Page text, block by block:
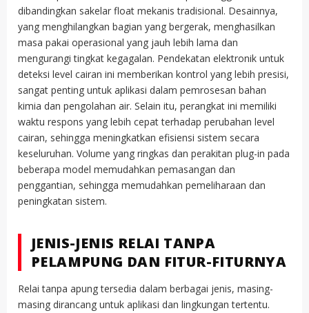
dibandingkan sakelar float mekanis tradisional. Desainnya,
yang menghilangkan bagian yang bergerak, menghasilkan
masa pakai operasional yang jauh lebih lama dan
mengurangi tingkat kegagalan. Pendekatan elektronik untuk
deteksi level cairan ini memberikan kontrol yang lebih presisi,
sangat penting untuk aplikasi dalam pemrosesan bahan
kimia dan pengolahan air. Selain itu, perangkat ini memiliki
waktu respons yang lebih cepat terhadap perubahan level
cairan, sehingga meningkatkan efisiensi sistem secara
keseluruhan. Volume yang ringkas dan perakitan plug-in pada
beberapa model memudahkan pemasangan dan
penggantian, sehingga memudahkan pemeliharaan dan
peningkatan sistem.
JENIS-JENIS RELAI TANPA
PELAMPUNG DAN FITUR-FITURNYA
Relai tanpa apung tersedia dalam berbagai jenis, masing-
masing dirancang untuk aplikasi dan lingkungan tertentu.